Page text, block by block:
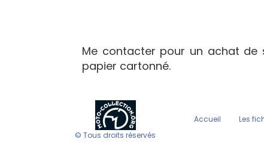
Me contacter pour un achat de
papier cartonné.
© Tous droits réservés
Accueil Les